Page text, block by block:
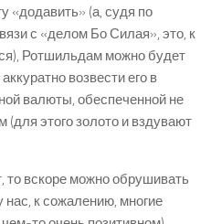
«додавить» (а, судя по
с «делом Бо Силая», это, к
Ротшильдам можно будет
возвести его в
валюты, обеспеченной не
этого золото и вздувают
то вскоре можно обрушивать
к сожалению, многие